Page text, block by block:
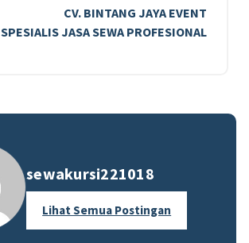
CV. BINTANG JAYA EVENT
SPESIALIS JASA SEWA PROFESIONAL
sewakursi221018
Lihat Semua Postingan